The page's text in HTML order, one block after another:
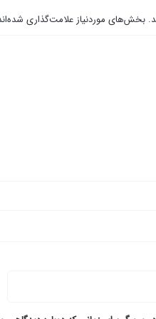
بخش‌های موردنیاز علامت‌گذاری